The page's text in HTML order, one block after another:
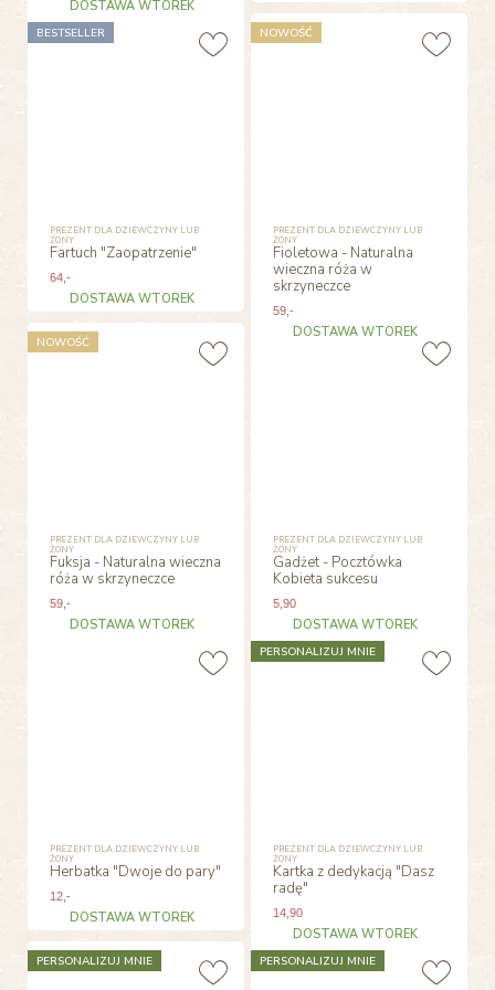
DOSTAWA WTOREK
PREZENT DLA DZIEWCZYNY LUB
ŻONY
Fartuch "Zaopatrzenie"
64,-
DOSTAWA WTOREK
BESTSELLER
PREZENT DLA DZIEWCZYNY LUB
ŻONY
Fioletowa - Naturalna
wieczna róża w
skrzyneczce
59 ,-
DOSTAWA WTOREK
NOWOŚĆ
PREZENT DLA DZIEWCZYNY LUB
ŻONY
Fuksja - Naturalna wieczna
róża w skrzyneczce
59,-
DOSTAWA WTOREK
NOWOŚĆ
PREZENT DLA DZIEWCZYNY LUB
ŻONY
Gadżet - Pocztówka
Kobieta sukcesu
5 ,90
DOSTAWA WTOREK
PREZENT DLA DZIEWCZYNY LUB
ŻONY
Herbatka "Dwoje do pary"
12,-
DOSTAWA WTOREK
PREZENT DLA DZIEWCZYNY LUB
ŻONY
Kartka z dedykacją "Dasz
radę"
14 ,90
DOSTAWA WTOREK
PERSONALIZUJ MNIE
PERSONALIZUJ MNIE PERSONALIZUJ MNIE